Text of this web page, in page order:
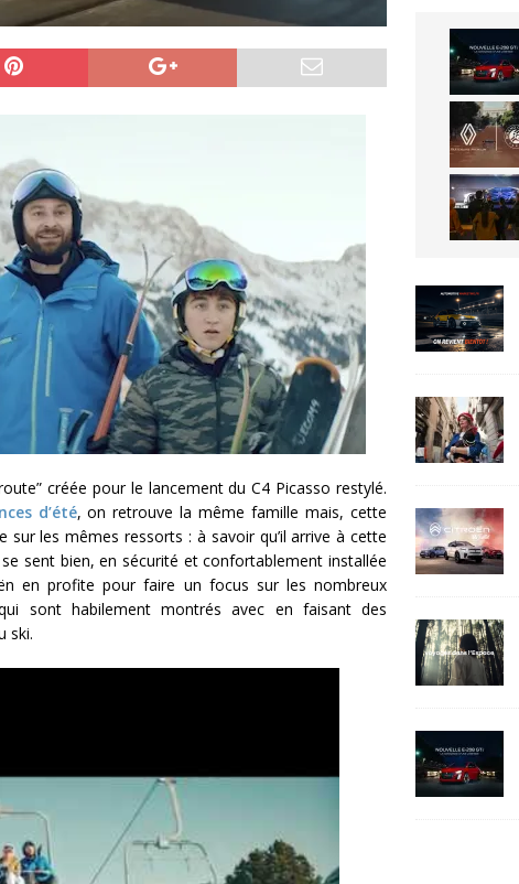
créée pour le lancement du C4 Picasso restylé.
d’été, on retrouve la même famille mais, cette
les mêmes ressorts : à savoir qu’il arrive à cette
sent bien, en sécurité et confortablement installée
en profite pour faire un focus sur les nombreux
sont habilement montrés avec en faisant des
ski.